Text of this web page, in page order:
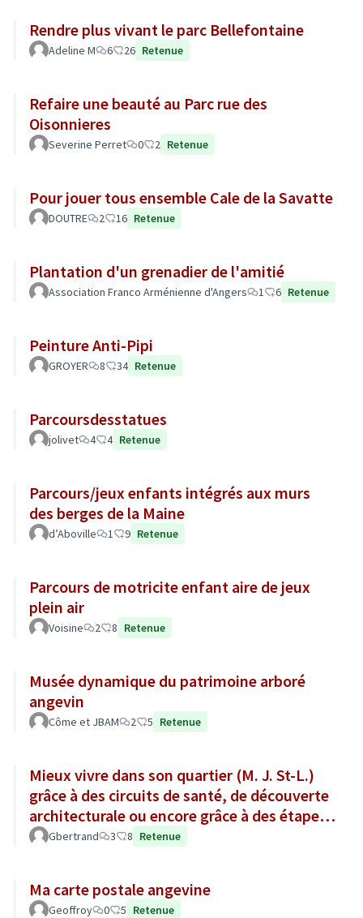
Rendre plus vivant le parc Bellefontaine
Adeline M 6 26 Retenue
Refaire une beauté au Parc rue des
Oisonnieres
Severine Perret 0 2 Retenue
Pour jouer tous ensemble Cale de la Savatte
DOUTRE 2 16 Retenue
Plantation d'un grenadier de l'amitié
Association Franco Arménienne d'Angers 1 6 Retenue
Peinture Anti-Pipi
GROYER 8 34 Retenue
Parcoursdesstatues
jolivet 4 4 Retenue
Parcours/jeux enfants intégrés aux murs
des berges de la Maine
d’Aboville 1 9 Retenue
Parcours de motricite enfant aire de jeux
plein air
Voisine 2 8 Retenue
Musée dynamique du patrimoine arboré
angevin
Côme et JBAM 2 5 Retenue
Mieux vivre dans son quartier (M. J. St-L.)
grâce à des circuits de santé, de découverte
architecturale ou encore grâce à des étapes
gourmandes !
Gbertrand 3 8 Retenue
Ma carte postale angevine
Geoffroy 0 5 Retenue